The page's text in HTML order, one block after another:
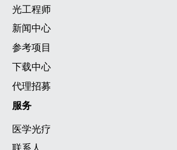
光工程师
新闻中心
参考项目
下载中心
代理招募
服务
医学光疗
联系人